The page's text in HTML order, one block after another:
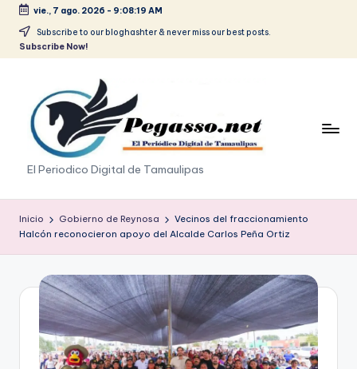
Saltar
vie., 7 ago. 2026 - 9:08:19 AM
Subscribe to our bloghashter & never miss our best posts.
Subscribe Now!
p
e
g
a
o
p
El Periodico Digital de Tamaulipas
Inicio Gobierno de Reynosa
Vecinos del fraccionamiento
Halcón reconocieron apoyo del Alcalde Carlos Peña Ortiz